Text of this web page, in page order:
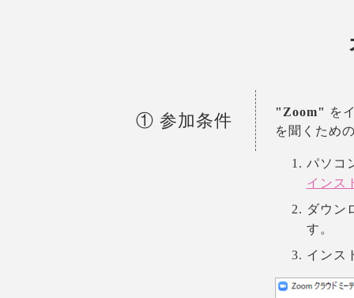
① 参加条件 "Zoom" を
を聞くため
パソコ
インス
ダウン
す。
インス